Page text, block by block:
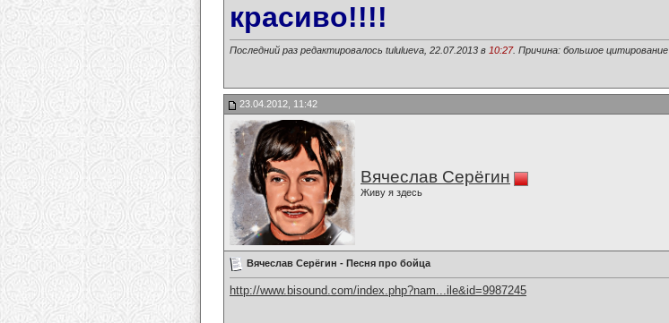
красиво!!!!
Последний раз редактировалось tululueva, 22.07.2013 в 10:27. Причина: большое цитирование
23.04.2012, 11:42
Вячеслав Серёгин
Живу я здесь
Вячеслав Серёгин - Песня про бойца
http://www.bisound.com/index.php?nam...ile&id=9987245